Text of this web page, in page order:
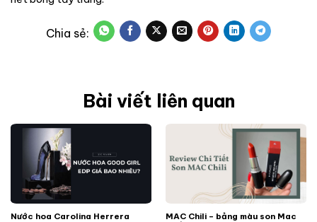
Bài viết liên quan
Nước hoa Carolina Herrera
MAC Chili – bảng màu son Mac